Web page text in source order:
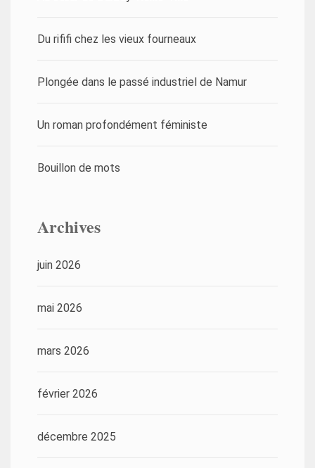
Du rififi chez les vieux fourneaux
Plongée dans le passé industriel de Namur
Un roman profondément féministe
Bouillon de mots
Archives
juin 2026
mai 2026
mars 2026
février 2026
décembre 2025